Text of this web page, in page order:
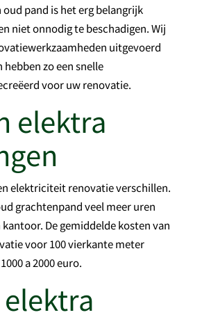
oud pand is het erg belangrijk
niet onnodig te beschadigen. Wij
uitgevoerd
zo een snelle
voor uw renovatie.
elektra
elektriciteit renovatie verschillen.
grachtenpand veel meer uren
kantoor. De gemiddelde kosten van
voor 100 vierkante meter
a 2000 euro.